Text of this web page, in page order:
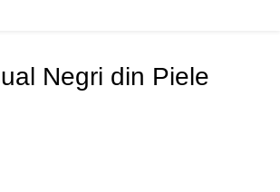
Negri din Piele